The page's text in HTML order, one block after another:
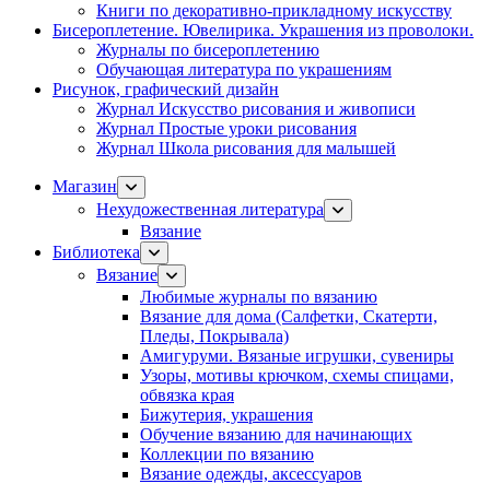
Книги по декоративно-прикладному искусству
Бисероплетение. Ювелирика. Украшения из проволоки.
Журналы по бисероплетению
Обучающая литература по украшениям
Рисунок, графический дизайн
Журнал Искусство рисования и живописи
Журнал Простые уроки рисования
Журнал Школа рисования для малышей
Магазин
Нехудожественная литература
Вязание
Библиотека
Вязание
Любимые журналы по вязанию
Вязание для дома (Салфетки, Скатерти,
Пледы, Покрывала)
Амигуруми. Вязаные игрушки, сувениры
Узоры, мотивы крючком, схемы спицами,
обвязка края
Бижутерия, украшения
Обучение вязанию для начинающих
Коллекции по вязанию
Вязание одежды, аксессуаров